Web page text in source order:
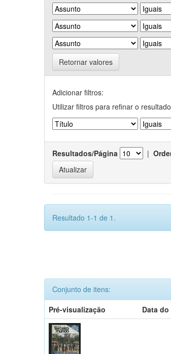
Retornar valores
Adicionar filtros:
Utilizar filtros para refinar o
Resultados/Página |
Resultado 1-1 de 1.
Conjunto de itens:
Pré-visualização
Data